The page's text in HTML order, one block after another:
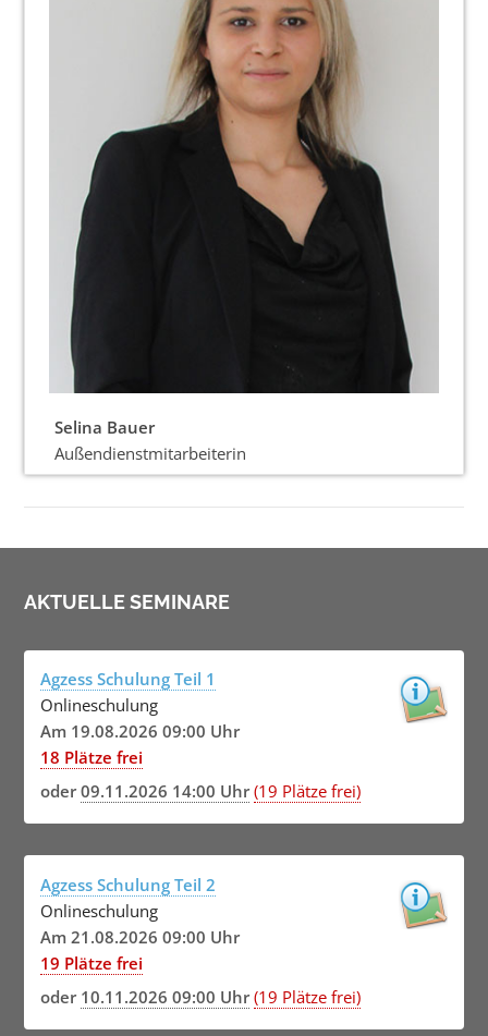
Selina Bauer
Außendienstmitarbeiterin
AKTUELLE SEMINARE
Agzess Schulung Teil 1
Onlineschulung
Am 19.08.2026 09:00 Uhr
18 Plätze frei
oder09.11.2026 14:00 Uhr (19 Plätze frei)
Agzess Schulung Teil 2
Onlineschulung
Am 21.08.2026 09:00 Uhr
19 Plätze frei
oder 10.11.2026 09:00 Uhr (19 Plätze frei)